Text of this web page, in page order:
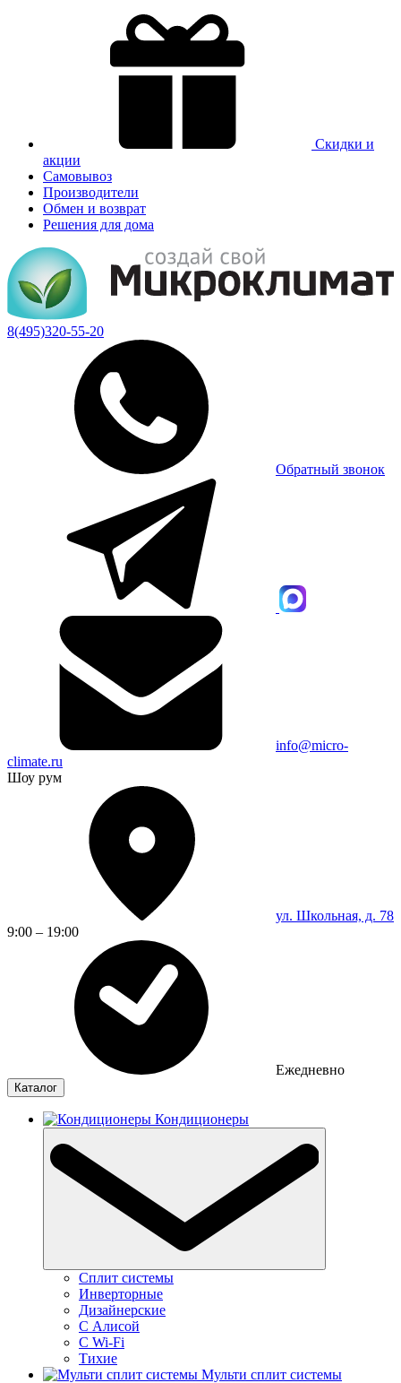
Скидки и
акции
Самовывоз
Производители
Обмен и возврат
Решения для дома
8(495)320-55-20
Обратный звонок
info@micro-
climate.ru
Шоу рум
ул. Школьная, д. 78
9:00 – 19:00
Ежедневно
Каталог
Кондиционеры
Сплит системы
Инверторные
Дизайнерские
С Алисой
C Wi-Fi
Тихие
Мульти сплит системы